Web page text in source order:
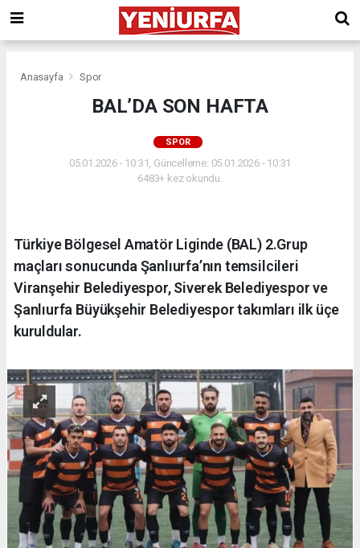
Anasayfa Spor
BAL’DA SON HAFTA
SPOR
05.01.2026 - 10:31, Güncelleme: 05.01.2026 - 10:31
6483+ kez okundu.
Türkiye Bölgesel Amatör Liginde (BAL) 2.Grup
maçları sonucunda Şanlıurfa’nın temsilcileri
Viranşehir Belediyespor, Siverek Belediyespor ve
Şanlıurfa Büyükşehir Belediyespor takımları ilk üçe
kuruldular.